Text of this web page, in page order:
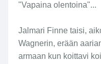
"Vapaina olentoina"...
Jalmari Finne taisi,
Wagnerin, erään
armaan kun koittavi